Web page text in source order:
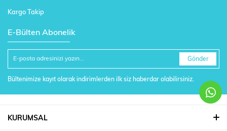
Kargo Takip
E-Bülten Abonelik
Gönder
Bültenimize kayıt olarak indirimlerden ilk siz haberdar olabilirsiniz.
KURUMSAL